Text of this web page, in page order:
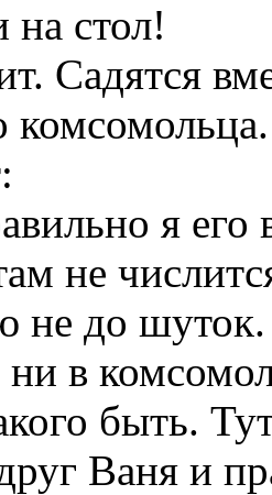
на стол!
Садятся
я его
не
не до
в
быть.
Ваня и